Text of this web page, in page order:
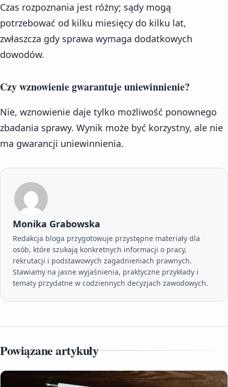
Czas rozpoznania jest różny; sądy mogą
potrzebować od kilku miesięcy do kilku lat,
zwłaszcza gdy sprawa wymaga dodatkowych
dowodów.
Czy wznowienie gwarantuje uniewinnienie?
Nie, wznowienie daje tylko możliwość ponownego
zbadania sprawy. Wynik może być korzystny, ale nie
ma gwarancji uniewinnienia.
Monika Grabowska
Redakcja bloga przygotowuje przystępne materiały dla
osób, które szukają konkretnych informacji o pracy,
rekrutacji i podstawowych zagadnieniach prawnych.
Stawiamy na jasne wyjaśnienia, praktyczne przykłady i
tematy przydatne w codziennych decyzjach zawodowych.
Powiązane artykuły